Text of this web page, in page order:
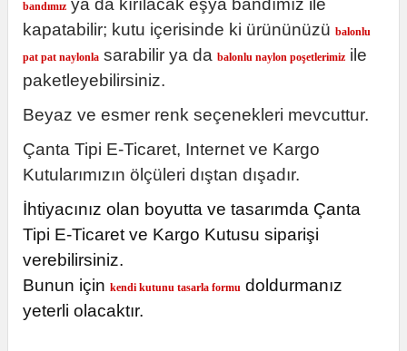
bandımız ya da kırılacak eşya bandımız ile
kapatabilir; kutu içerisinde ki ürününüzü balonlu
pat pat naylonla sarabilir ya da balonlu naylon poşetlerimiz ile
paketleyebilirsiniz.
Beyaz ve esmer renk seçenekleri mevcuttur.
Çanta Tipi E-Ticaret, Internet ve Kargo
Kutularımızın ölçüleri dıştan dışadır.
İhtiyacınız olan boyutta ve tasarımda Çanta
Tipi E-Ticaret ve Kargo Kutusu siparişi
verebilirsiniz.
Bunun için kendi kutunu tasarla formu doldurmanız
yeterli olacaktır.